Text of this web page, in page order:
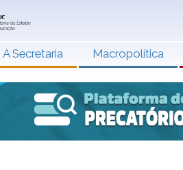
A Secretaria Macropolítica